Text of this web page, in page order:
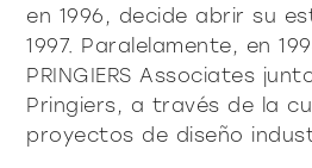
todos los
productos
en 1996, decide abrir su
1997. Paralelamente, en
PRINGIERS Associates
Pringiers, a través de la
proyectos de diseño